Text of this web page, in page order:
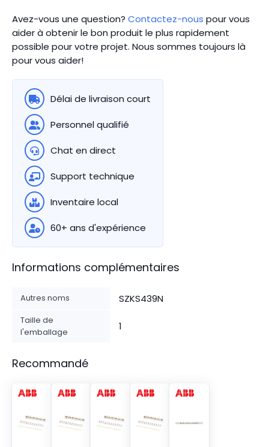
Avez-vous une question? Contactez-nous pour vous
aider à obtenir le bon produit le plus rapidement
possible pour votre projet. Nous sommes toujours là
pour vous aider!
Délai de livraison court
Personnel qualifié
Chat en direct
Support technique
Inventaire local
60+ ans d'expérience
Informations complémentaires
Autres noms SZKS439N
Taille de
l'emballage
1
Recommandé